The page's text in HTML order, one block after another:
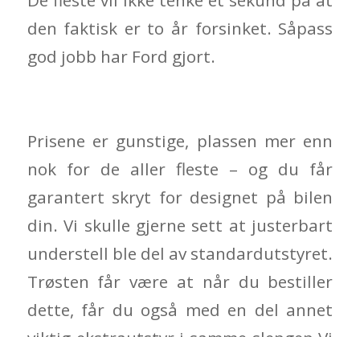
den faktisk er to år forsinket. Såpass
god jobb har Ford gjort.
Prisene er gunstige, plassen mer enn
nok for de aller fleste – og du får
garantert skryt for designet på bilen
din. Vi skulle gjerne sett at justerbart
understell ble del av standardutstyret.
Trøsten får være at når du bestiller
dette, får du også med en del annet